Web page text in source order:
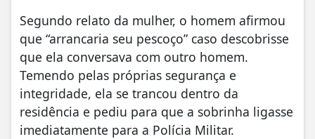
Segundo relato da mulher, o homem afirmou
que “arrancaria seu pescoço” caso descobrisse
que ela conversava com outro homem.
Temendo pelas próprias segurança e
integridade, ela se trancou dentro da
residência e pediu para que a sobrinha ligasse
imediatamente para a Polícia Militar.